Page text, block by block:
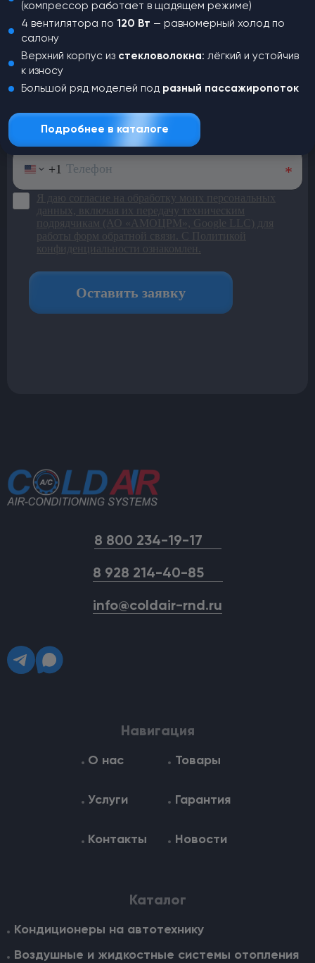
Не нашли,что искали?
Оставьте заявку и наш менеджер
свяжется с вами для консультации
8 800 234-19-17
8 928 214-40-85
info@coldair-rnd.ru
Навигация
О нас Товары
Услуги Гарантия
Контакты Новости
Каталог
Кондиционеры на автотехнику
Воздушные и жидкостные cистемы отопления
(компрессор работает в щадящем режиме)
4 вентилятора по120 Вт — равномерный холод по
салону
Верхний корпус из стекловолокна: лёгкий и устойчив
к износу
Большой ряд моделей под разный пассажиропоток
Подробнее в каталоге